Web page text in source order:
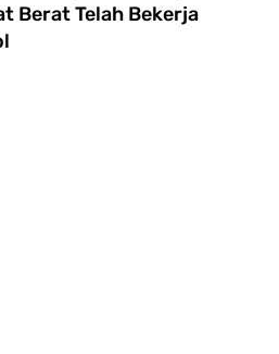
Berat Telah Bekerja